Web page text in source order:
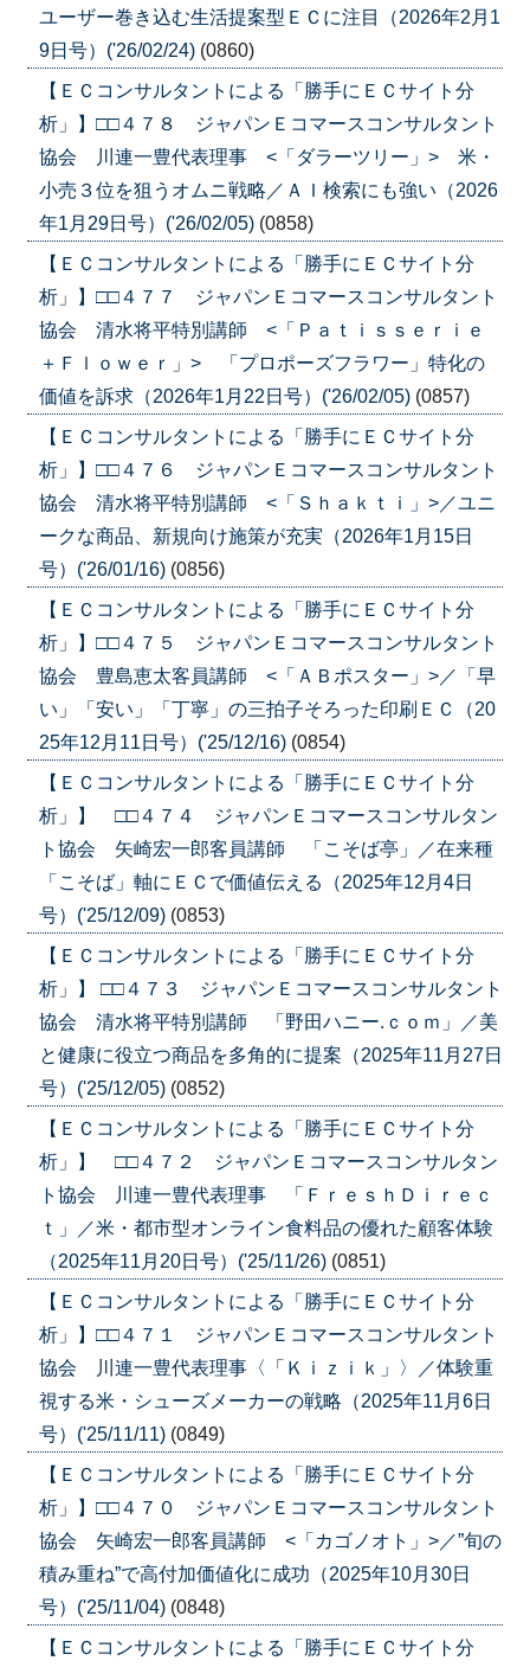
ユーザー巻き込む生活提案型ＥＣに注目（2026年2月1
9日号）('26/02/24) (0860)
【ＥＣコンサルタントによる「勝手にＥＣサイト分
析」】□□４７８ ジャパンＥコマースコンサルタント
協会 川連一豊代表理事 <「ダラーツリー」> 米・
小売３位を狙うオムニ戦略／ＡＩ検索にも強い（2026
年1月29日号）('26/02/05) (0858)
【ＥＣコンサルタントによる「勝手にＥＣサイト分
析」】□□４７７ ジャパンＥコマースコンサルタント
協会 清水将平特別講師 <「Ｐａｔｉｓｓｅｒｉｅ
＋Ｆｌｏｗｅｒ」> 「プロポーズフラワー」特化の
価値を訴求（2026年1月22日号）('26/02/05) (0857)
【ＥＣコンサルタントによる「勝手にＥＣサイト分
析」】□□４７６ ジャパンＥコマースコンサルタント
協会 清水将平特別講師 <「Ｓｈａｋｔｉ」>／ユニ
ークな商品、新規向け施策が充実（2026年1月15日
号）('26/01/16) (0856)
【ＥＣコンサルタントによる「勝手にＥＣサイト分
析」】□□４７５ ジャパンＥコマースコンサルタント
協会 豊島恵太客員講師 <「ＡＢポスター」>／「早
い」「安い」「丁寧」の三拍子そろった印刷ＥＣ（20
25年12月11日号）('25/12/16) (0854)
【ＥＣコンサルタントによる「勝手にＥＣサイト分
析」】 □□４７４ ジャパンＥコマースコンサルタン
ト協会 矢崎宏一郎客員講師 「こそば亭」／在来種
「こそば」軸にＥＣで価値伝える（2025年12月4日
号）('25/12/09) (0853)
【ＥＣコンサルタントによる「勝手にＥＣサイト分
析」】 □□４７３ ジャパンＥコマースコンサルタント
協会 清水将平特別講師 「野田ハニー.ｃｏｍ」／美
と健康に役立つ商品を多角的に提案（2025年11月27日
号）('25/12/05) (0852)
【ＥＣコンサルタントによる「勝手にＥＣサイト分
析」】 □□４７２ ジャパンＥコマースコンサルタン
ト協会 川連一豊代表理事 「ＦｒｅｓｈＤｉｒｅｃ
ｔ」／米・都市型オンライン食料品の優れた顧客体験
（2025年11月20日号）('25/11/26) (0851)
【ＥＣコンサルタントによる「勝手にＥＣサイト分
析」】□□４７１ ジャパンＥコマースコンサルタント
協会 川連一豊代表理事〈「Ｋｉｚｉｋ」〉／体験重
視する米・シューズメーカーの戦略（2025年11月6日
号）('25/11/11) (0849)
【ＥＣコンサルタントによる「勝手にＥＣサイト分
析」】□□４７０ ジャパンＥコマースコンサルタント
協会 矢崎宏一郎客員講師 <「カゴノオト」>／”旬の
積み重ね”で高付加価値化に成功（2025年10月30日
号）('25/11/04) (0848)
【ＥＣコンサルタントによる「勝手にＥＣサイト分